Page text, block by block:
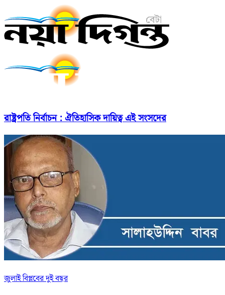
রাষ্ট্রপতি নির্বাচন : ঐতিহাসিক দায়িত্ব এই সংসদের
জুলাই বিপ্লবের দুই বছর